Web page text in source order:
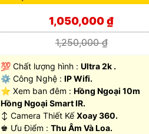
1,050,000 ₫
1,250,000 ₫
💯 Chất lượng hình : Ultra 2k .
⚙ Công Nghệ : IP Wifi.
⭐ Xem ban đêm : Hồng Ngoại 10m
Hồng Ngoại Smart IR.
↕️ Camera Thiết KếXoay 360.
️♚ Ưu Điểm : Thu Âm Và Loa.